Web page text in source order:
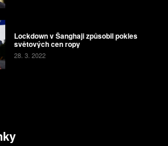
Lockdown v Šanghaji způsobil pokles
světových cen ropy
28. 3. 2022